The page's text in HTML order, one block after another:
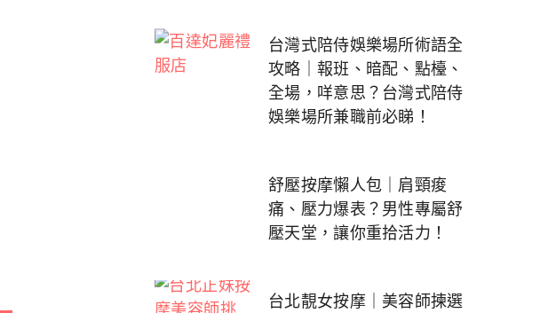
台灣式陪侍娛樂場所術語全
攻略｜報班、暗配、點檯、
全場，咩意思？台灣式陪侍
娛樂場所兼職前必睇！
舒壓按摩懶人包｜肩頸痠
痛、壓力爆表？男性專屬舒
壓天堂，讓你重拾活力！
台北靚女按摩｜美容師揀選